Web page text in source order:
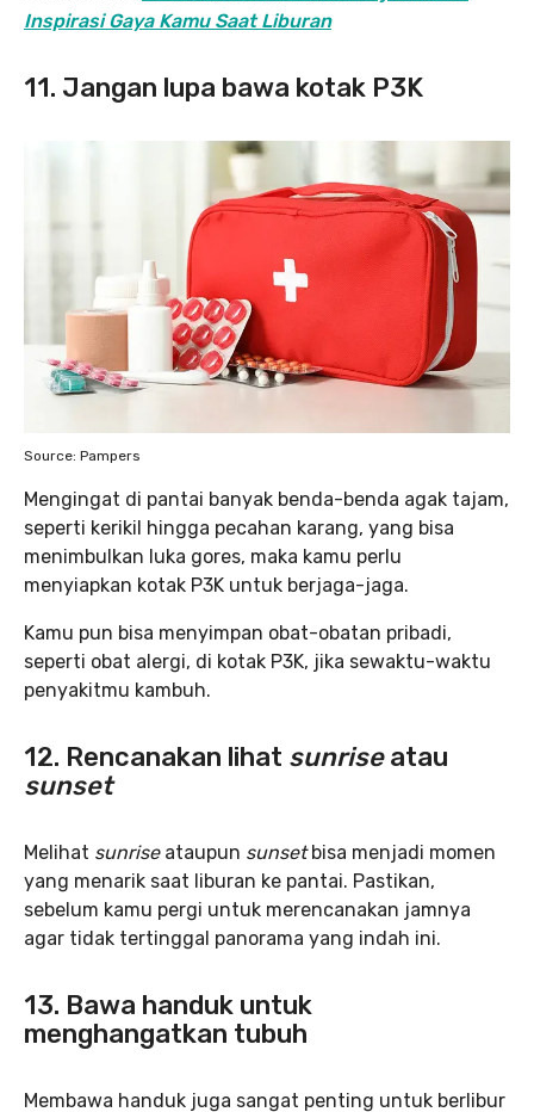
Inspirasi Gaya Kamu Saat Liburan
11. Jangan lupa bawa kotak P3K
Source: Pampers
Mengingat di pantai banyak benda-benda agak tajam,
seperti kerikil hingga pecahan karang, yang bisa
menimbulkan luka gores, maka kamu perlu
menyiapkan kotak P3K untuk berjaga-jaga.
Kamu pun bisa menyimpan obat-obatan pribadi,
seperti obat alergi, di kotak P3K, jika sewaktu-waktu
penyakitmu kambuh.
12. Rencanakan lihat sunriseatau
sunset
Melihat sunriseataupun sunsetbisa menjadi momen
yang menarik saat liburan ke pantai. Pastikan,
sebelum kamu pergi untuk merencanakan jamnya
agar tidak tertinggal panorama yang indah ini.
13. Bawa handuk untuk
menghangatkan tubuh
Membawa handuk juga sangat penting untuk berlibur